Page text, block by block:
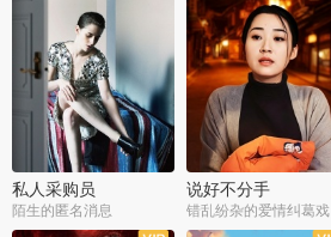
私人采购员
陌生的匿名消息
说好不分手
错乱纷杂的爱情纠葛戏